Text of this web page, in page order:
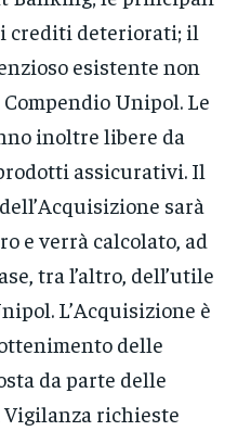
crediti deteriorati; il
esistente non
Unipol. Le
inoltre libere da
assicurativi. Il
sarà
e verrà calcolato, ad
tra l’altro, dell’utile
L’Acquisizione è
delle
da parte delle
richieste